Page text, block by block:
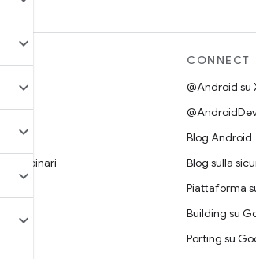
binari
CONNECT
@Android su
Blog Android
Blog sulla
Piattaforma
Building su
Porting su